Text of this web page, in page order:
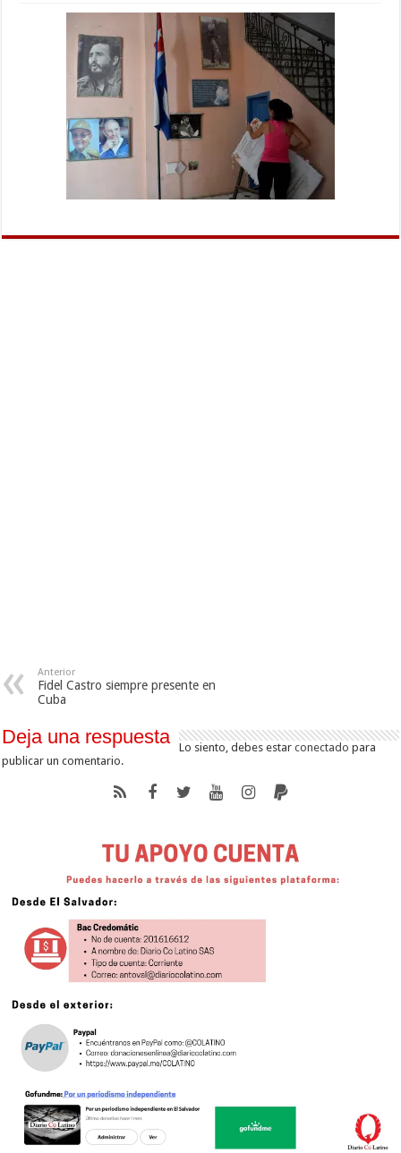
Anterior
Fidel Castro siempre presente en
Cuba
Deja una respuesta Lo siento, debes estarconectado para
publicar un comentario.